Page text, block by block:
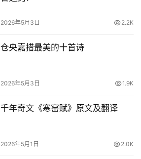
2026年5月3日 2.2K
仓央嘉措最美的十首诗
2026年5月3日 1.9K
千年奇文《寒窑赋》原文及翻译
2026年5月1日 2.0K